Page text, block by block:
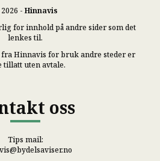
- Hinnavis
for innhold på andre sider som det
lenkes til.
Hinnavis for bruk andre steder er
tillatt uten avtale.
oss
Tips mail: